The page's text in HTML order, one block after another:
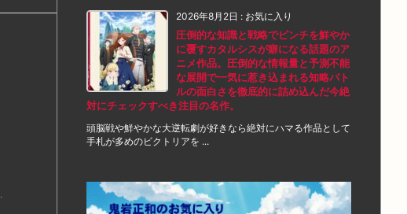
2026年8月2日 : お気に入り
圧倒的な知識と戦略でピンチを鮮やか
に覆すカタルシスが癖になる話題のア
ニメ作品。圧倒的な情報量と予測不能
な展開で一気に惹き込まれる知略バト
ルの面白さを徹底的に詰め込んだ今絶
対にチェックすべき注目の名作。
頭脳戦や鮮やかな大逆転劇が好きなら絶対にハマる作品として
手札が多めのビクトリアを ...